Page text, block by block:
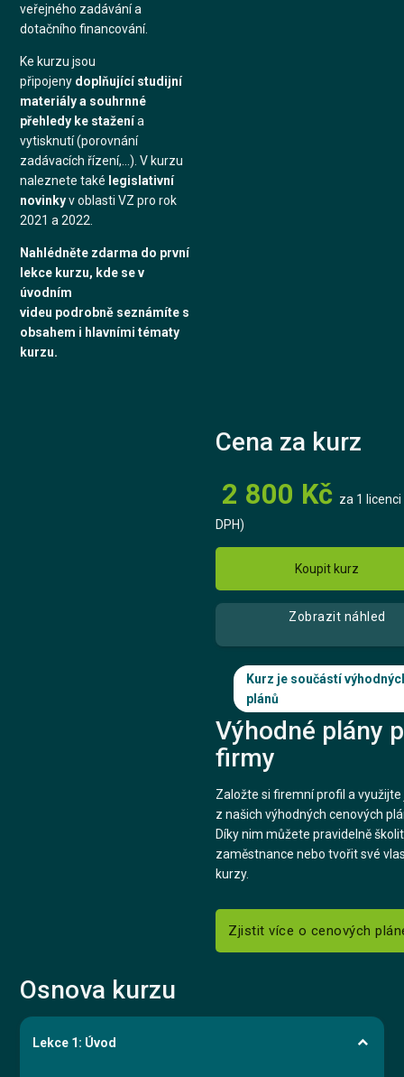
Cena za kurz
2 800 Kč za 1 licenci
DPH)
Koupit kurz
Zobrazit náhled
Kurz je součástí
plánů
Výhodné plány
firmy
Založte si firemní profil a využijte
z našich výhodných cenových
Díky nim můžete pravidelně
zaměstnance nebo tvořit své
kurzy.
Zjistit více o cenových
veřejného zadávání a
dotačního financování.
Ke kurzu jsou
připojeny doplňující studijní
materiály a souhrnné
přehledy ke staženía
vytisknutí (porovnání
zadávacích řízení,...). V kurzu
naleznete také legislativní
novinkyv oblasti VZ pro rok
2021 a 2022.
Nahlédněte zdarma do první
lekce kurzu, kde se v
úvodním
videu podrobně seznámíte s
obsahem i hlavními tématy
kurzu.​
Osnova kurzu
Lekce 1: Úvod